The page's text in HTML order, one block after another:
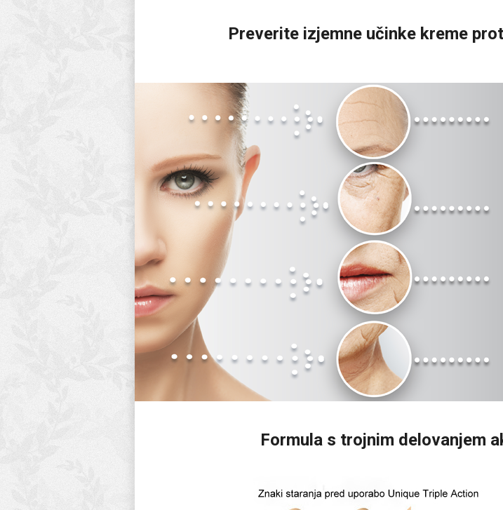
Preverite izjemne učinke kreme
Formula s trojnim delovanjem